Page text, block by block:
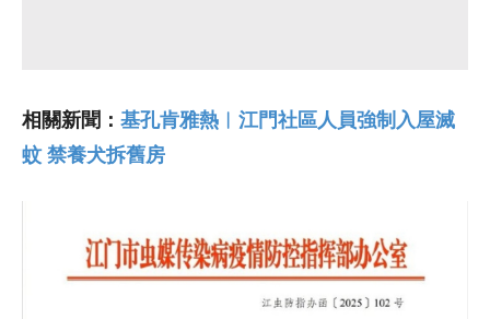
相關新聞： 基孔肯雅熱︱江門社區人員強制入屋滅
蚊 禁養犬拆舊房